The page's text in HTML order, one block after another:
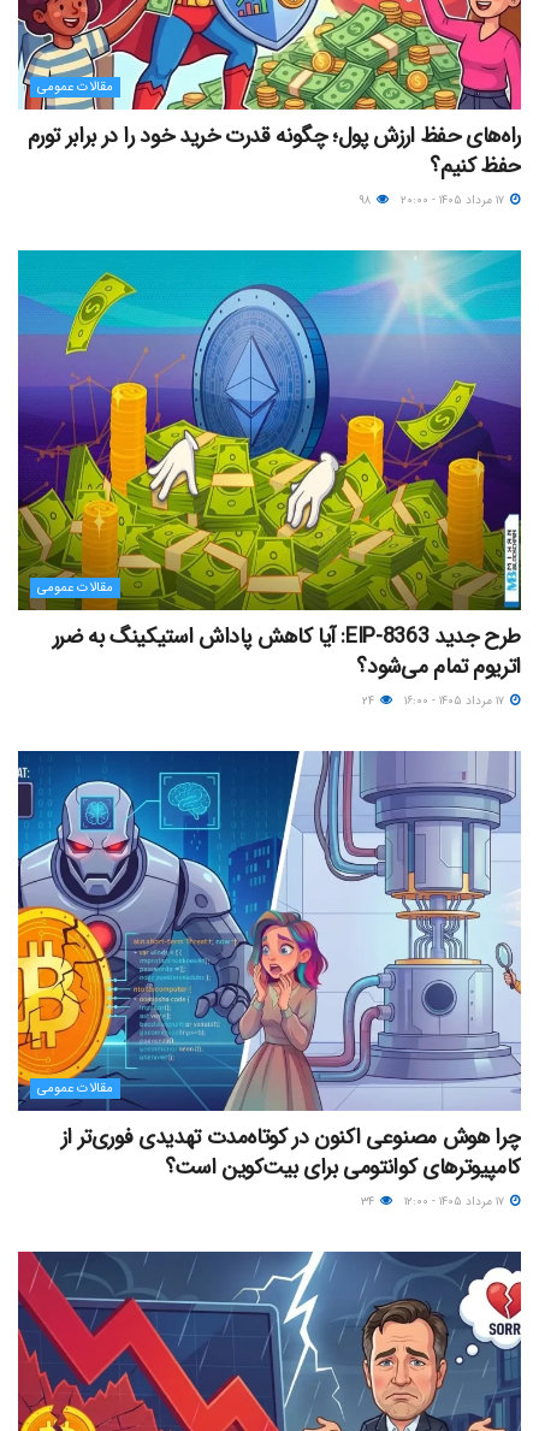
مقالات عمومی
راه‌های حفظ ارزش پول؛ چگونه قدرت خرید خود را در برابر تورم
حفظ کنیم؟
مقالات عمومی
طرح جدید EIP-8363: آیا کاهش پاداش استیکینگ به ضرر
اتریوم تمام می‌شود؟
مقالات عمومی
چرا هوش مصنوعی اکنون در کوتاه‌مدت تهدیدی فوری‌تر از
کامپیوترهای کوانتومی برای بیت‌کوین است؟